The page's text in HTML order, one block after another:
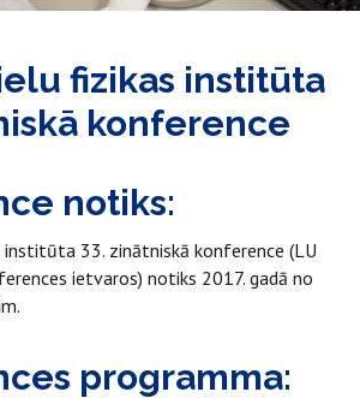
fizikas institūta
konference
notiks:
33. zinātniskā konference (LU
ietvaros) notiks 2017. gadā no
programma: